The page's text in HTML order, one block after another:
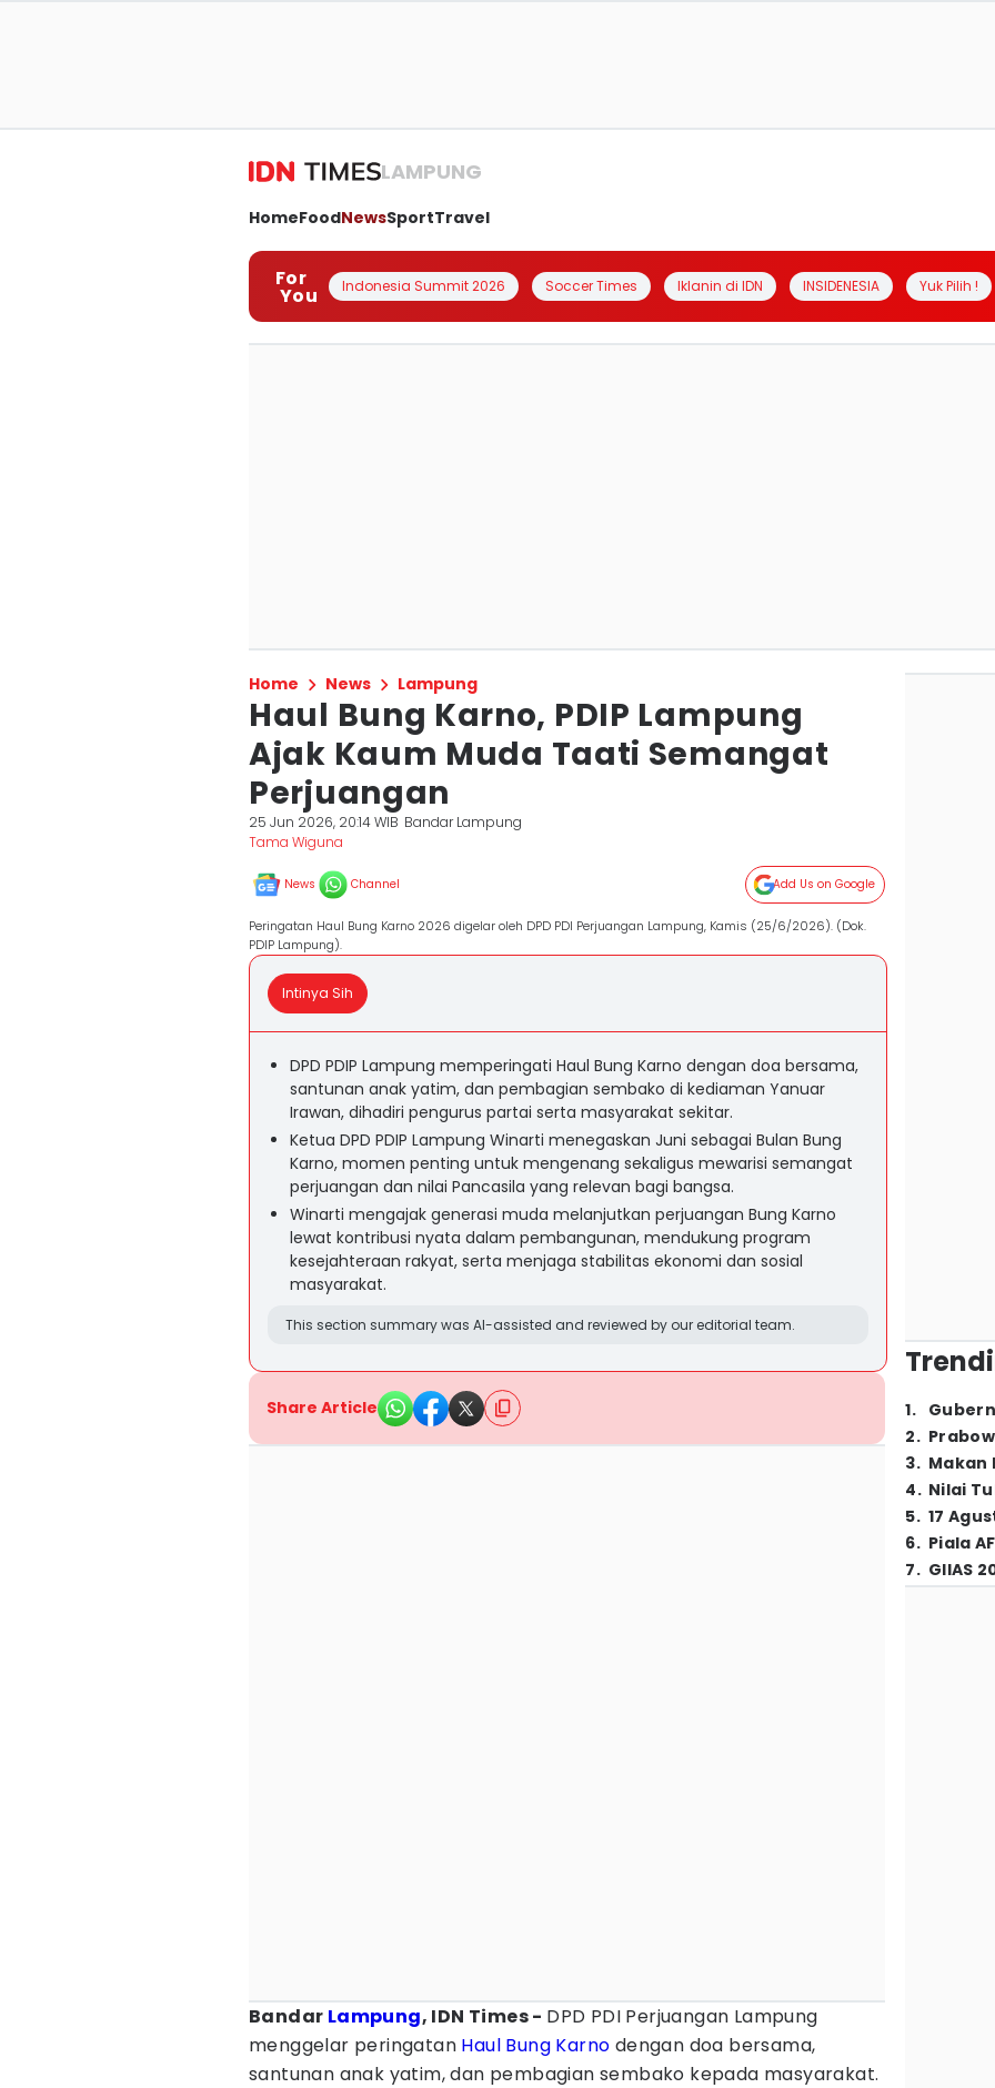
LAMPUNG
HomeFoodNewsSportTravel
For
You Indonesia Summit 2026 Soccer Times Iklanin di IDN INSIDENESIA Yuk Pilih !
Home News Lampung
Haul Bung Karno, PDIP Lampung
Ajak Kaum Muda Taati Semangat
Perjuangan
25 Jun 2026, 20:14 WIB Bandar Lampung
Tama Wiguna
News Channel Add Us on Google
Peringatan Haul Bung Karno 2026 digelar oleh DPD PDI Perjuangan Lampung, Kamis (25/6/2026). (Dok.
PDIP Lampung).
Intinya Sih
DPD PDIP Lampung memperingati Haul Bung Karno dengan doa bersama,
santunan anak yatim, dan pembagian sembako di kediaman Yanuar
Irawan, dihadiri pengurus partai serta masyarakat sekitar.
Ketua DPD PDIP Lampung Winarti menegaskan Juni sebagai Bulan Bung
Karno, momen penting untuk mengenang sekaligus mewarisi semangat
perjuangan dan nilai Pancasila yang relevan bagi bangsa.
Winarti mengajak generasi muda melanjutkan perjuangan Bung Karno
lewat kontribusi nyata dalam pembangunan, mendukung program
kesejahteraan rakyat, serta menjaga stabilitas ekonomi dan sosial
masyarakat.
This section summary was AI-assisted and reviewed by our editorial team.
Share Article
Bandar Lampung, IDN Times - DPD PDI Perjuangan Lampung
menggelar peringatan Haul Bung Karno dengan doa bersama,
santunan anak yatim, dan pembagian sembako kepada masyarakat.
1.
2.
3. Makan
4. Nilai
5. 17
6. Piala
7. GIIAS